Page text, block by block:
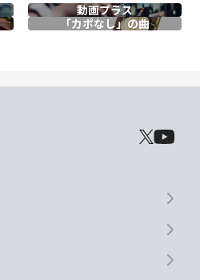
動画プラス
「カポなし」の曲